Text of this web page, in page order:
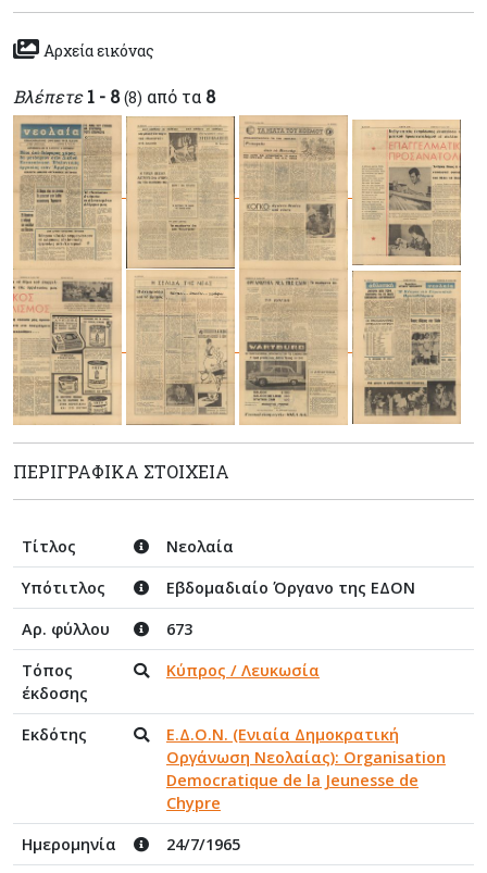
Αρχεία εικόνας
Βλέπετε 1 - 8 (8) από τα 8
ΠΕΡΙΓΡΑΦΙΚΆ ΣΤΟΙΧΕΊΑ
Τίτλος
Νεολαία
Υπότιτλος
Εβδομαδιαίο Όργανο της ΕΔΟΝ
Αρ. φύλλου
673
Τόπος
έκδοσης
Κύπρος / Λευκωσία
Εκδότης
Ε.Δ.Ο.Ν. (Ενιαία Δημοκρατική
Οργάνωση Νεολαίας): Organisation
Democratique de la Jeunesse de
Chypre
Ημερομηνία
24/7/1965